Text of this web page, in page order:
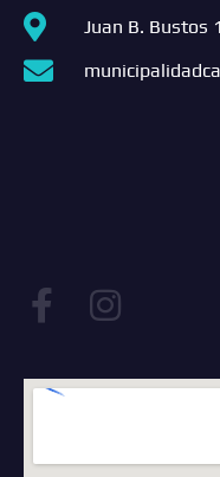
Juan B. Bustos